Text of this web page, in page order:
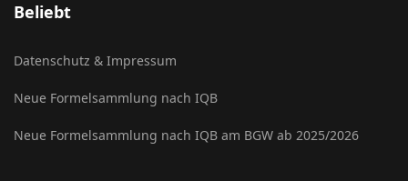
Beliebt
Datenschutz & Impressum
Neue Formelsammlung nach IQB
Neue Formelsammlung nach IQB am BGW ab 2025/2026